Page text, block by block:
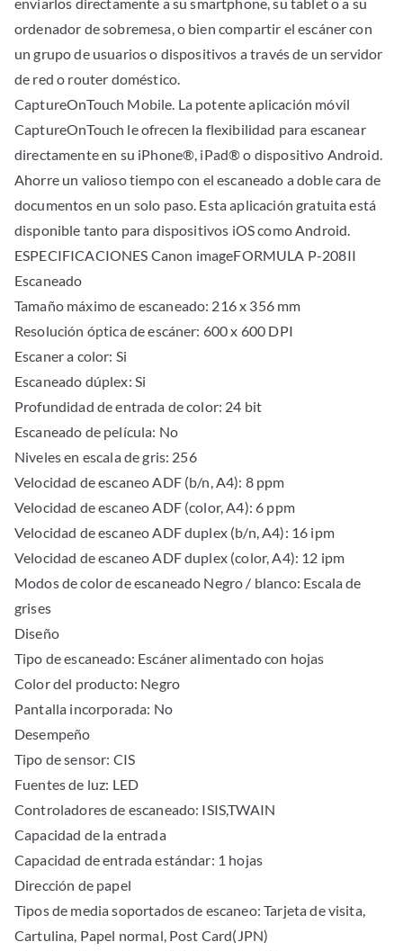
ordenador de sobremesa, o bien compartir el escáner con
un grupo de usuarios o dispositivos a través de un servidor
de red o router doméstico.
CaptureOnTouch Mobile. La potente aplicación móvil
CaptureOnTouch le ofrecen la flexibilidad para escanear
directamente en su iPhone®, iPad® o dispositivo Android.
Ahorre un valioso tiempo con el escaneado a doble cara de
documentos en un solo paso. Esta aplicación gratuita está
disponible tanto para dispositivos iOS como Android.
ESPECIFICACIONES Canon imageFORMULA P-208II
Escaneado
Tamaño máximo de escaneado: 216 x 356 mm
Resolución óptica de escáner: 600 x 600 DPI
Escaner a color: Si
Escaneado dúplex: Si
Profundidad de entrada de color: 24 bit
Escaneado de película: No
Niveles en escala de gris: 256
Velocidad de escaneo ADF (b/n, A4): 8 ppm
Velocidad de escaneo ADF (color, A4): 6 ppm
Velocidad de escaneo ADF duplex (b/n, A4): 16 ipm
Velocidad de escaneo ADF duplex (color, A4): 12 ipm
Modos de color de escaneado Negro / blanco: Escala de
grises
Diseño
Tipo de escaneado: Escáner alimentado con hojas
Color del producto: Negro
Pantalla incorporada: No
Desempeño
Tipo de sensor: CIS
Fuentes de luz: LED
Controladores de escaneado: ISIS,TWAIN
Capacidad de la entrada
Capacidad de entrada estándar: 1 hojas
Dirección de papel
Tipos de media soportados de escaneo: Tarjeta de visita,
Cartulina, Papel normal, Post Card(JPN)